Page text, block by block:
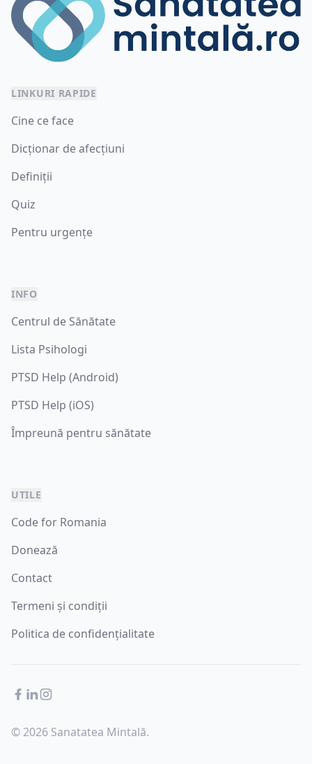
LINKURI RAPIDE
Cine ce face
Dicționar de afecțiuni
Definiții
Quiz
Pentru urgențe
INFO
Centrul de Sănătate
Lista Psihologi
PTSD Help (Android)
PTSD Help (iOS)
Împreună pentru sănătate
UTILE
Code for Romania
Donează
Contact
Termeni și condiții
Politica de confidențialitate
Facebook
LinkedIn
Instagram
© 2026 Sanatatea Mintală.